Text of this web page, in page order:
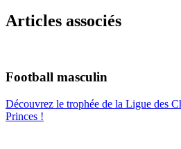
Articles associés
Football masculin
Découvrez le trophée de la Ligue des
Princes !